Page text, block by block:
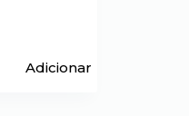
Adicionar